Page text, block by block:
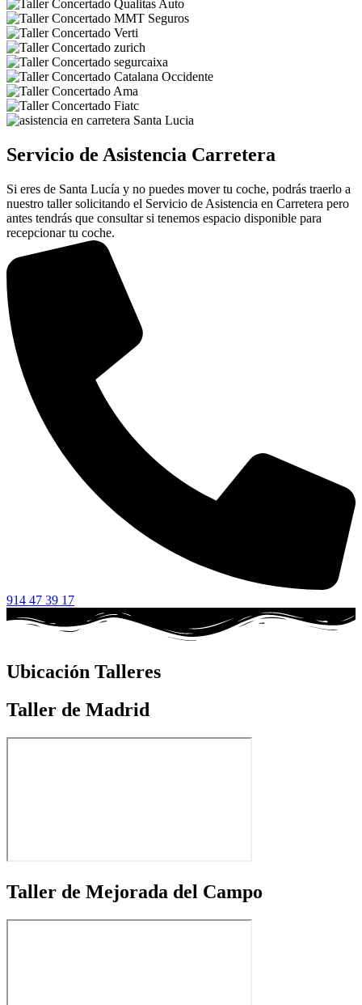
Servicio de Asistencia Carretera
Si eres de Santa Lucía y no puedes mover tu coche, podrás traerlo a
nuestro taller solicitando el Servicio de Asistencia en Carretera pero
antes tendrás que consultar si tenemos espacio disponible para
recepcionar tu coche.
914 47 39 17
Ubicación Talleres
Taller de Madrid
Taller de Mejorada del Campo